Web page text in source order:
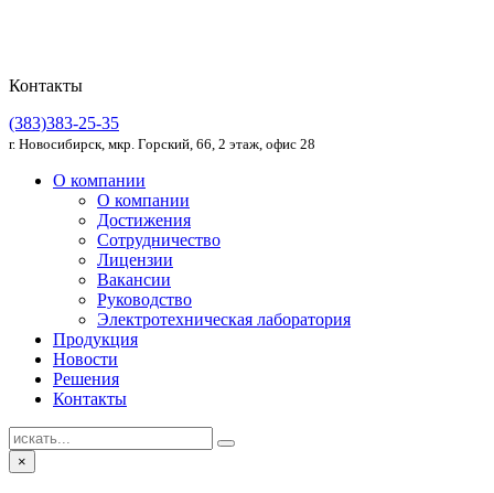
Контакты
(383)383-25-35
г. Новосибирск, мкр. Горский, 66, 2 этаж, офис 28
О компании
О компании
Достижения
Сотрудничество
Лицензии
Вакансии
Руководство
Электротехническая лаборатория
Продукция
Новости
Решения
Контакты
×